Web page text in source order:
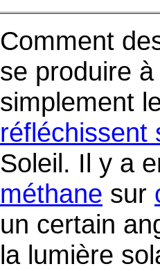
Comment
se produire
simplement
réfléchissent
Soleil. Il y a
méthane sur
un certain
la lumière